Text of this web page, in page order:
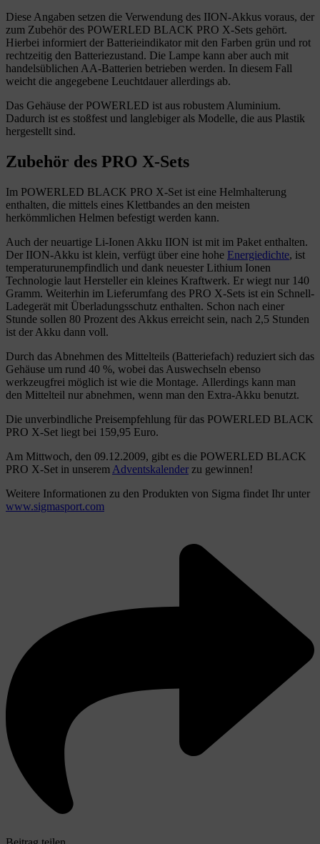
Diese Angaben setzen die Verwendung des IION-Akkus voraus, der
zum Zubehör des POWERLED BLACK PRO X-Sets gehört.
Hierbei informiert der Batterieindikator mit den Farben grün und rot
rechtzeitig den Batteriezustand. Die Lampe kann aber auch mit
handelsüblichen AA-Batterien betrieben werden. In diesem Fall
weicht die angegebene Leuchtdauer allerdings ab.
Das Gehäuse der POWERLED ist aus robustem Aluminium.
Dadurch ist es stoßfest und langlebiger als Modelle, die aus Plastik
hergestellt sind.
Zubehör des PRO X-Sets
Im POWERLED BLACK PRO X-Set ist eine Helmhalterung
enthalten, die mittels eines Klettbandes an den meisten
herkömmlichen Helmen befestigt werden kann.
Auch der neuartige Li-Ionen Akku IION ist mit im Paket enthalten.
Der IION-Akku ist klein, verfügt über eine hohe Energiedichte, ist
temperaturunempfindlich und dank neuester Lithium Ionen
Technologie laut Hersteller ein kleines Kraftwerk. Er wiegt nur 140
Gramm. Weiterhin im Lieferumfang des PRO X-Sets ist ein Schnell-
Ladegerät mit Überladungsschutz enthalten. Schon nach einer
Stunde sollen 80 Prozent des Akkus erreicht sein, nach 2,5 Stunden
ist der Akku dann voll.
Durch das Abnehmen des Mittelteils (Batteriefach) reduziert sich das
Gehäuse um rund 40 %, wobei das Auswechseln ebenso
werkzeugfrei möglich ist wie die Montage. Allerdings kann man
den Mittelteil nur abnehmen, wenn man den Extra-Akku benutzt.
Die unverbindliche Preisempfehlung für das POWERLED BLACK
PRO X-Set liegt bei 159,95 Euro.
Am Mittwoch, den 09.12.2009, gibt es die POWERLED BLACK
PRO X-Set in unserem Adventskalender zu gewinnen!
Weitere Informationen zu den Produkten von Sigma findet Ihr unter
www.sigmasport.com